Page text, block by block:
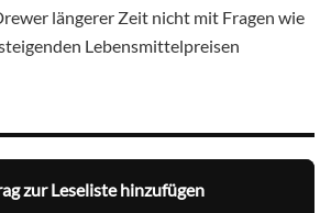
längerer Zeit nicht mit Fragen wie
Lebensmittelpreisen
zur Leseliste hinzufügen